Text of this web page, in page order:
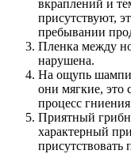
вкраплений и
присутствуют,
пребывании
Пленка между
нарушена.
На ощупь
они мягкие, это
процесс
Приятный
характерный
присутствовать